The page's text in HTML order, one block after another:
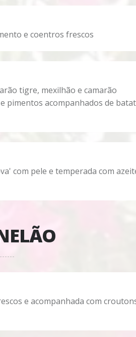
e coentros frescos
tigre, mexilhão e camarão
pimentos acompanhados de
com pele e temperada com
e acompanhada com